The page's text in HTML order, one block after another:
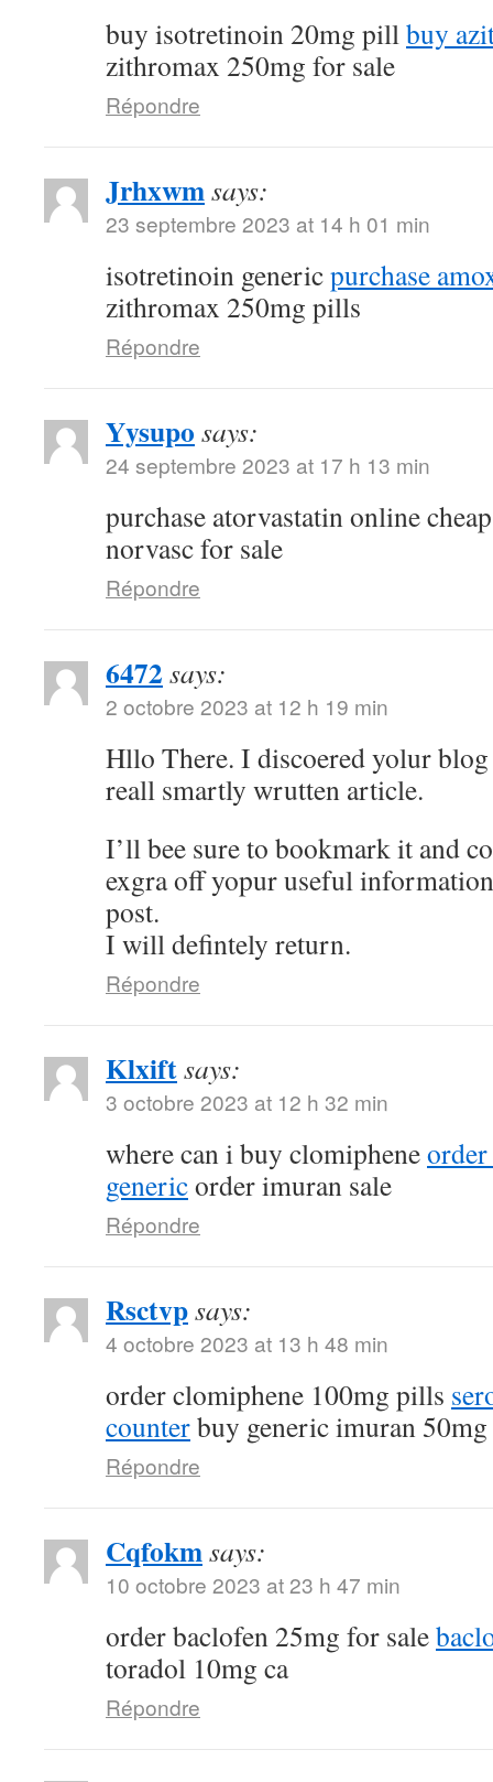
buy isotretinoin 20mg pill buy
zithromax 250mg for sale
Répondre
Jrhxwmsays:
23 septembre 2023 at 14 h 01 min
isotretinoin genericpurchase
zithromax 250mg pills
Répondre
Yysupo says:
24 septembre 2023 at 17 h 13 min
purchase atorvastatin online
norvasc for sale
Répondre
6472 says:
2 octobre 2023 at 12 h 19 min
Hllo There. I discoered yolur
reall smartly wrutten article.
I’ll bee sure to bookmark it and
exgra off yopur useful
post.
I will defintely return.
Répondre
Klxiftsays:
3 octobre 2023 at 12 h 32 min
where can i buy clomiphene
genericorder imuran sale
Répondre
Rsctvpsays:
4 octobre 2023 at 13 h 48 min
order clomiphene 100mg pills
counterbuy generic imuran 50mg
Répondre
Cqfokmsays:
10 octobre 2023 at 23 h 47 min
order baclofen 25mg for sale
toradol 10mg ca
Répondre